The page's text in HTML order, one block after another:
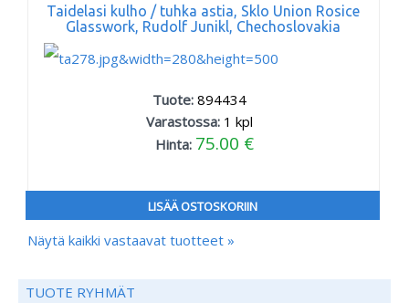
Taidelasi kulho / tuhka astia, Sklo Union Rosice
Glasswork, Rudolf Junikl, Chechoslovakia
Tuote: 894434
Varastossa: 1 kpl
Hinta: 75.00 €
LISÄÄ OSTOSKORIIN
Näytä kaikki vastaavat tuotteet »
TUOTE RYHMÄT